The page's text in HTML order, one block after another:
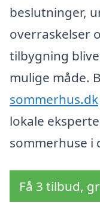
beslutninger,
overraskelser
tilbygning
mulige måde.
sommerhus.dk
lokale
sommerhuse i
Få 3 tilbud,